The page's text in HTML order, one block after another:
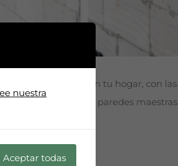
segura y eficaz en tu hogar, con las
realizar regatas en paredes maestras
nuestra
Aceptar todas